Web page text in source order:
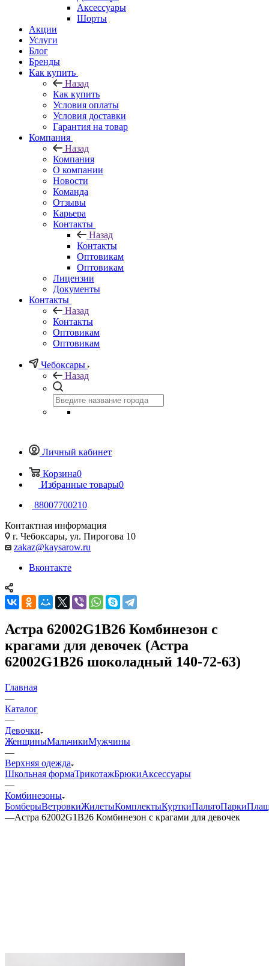
Аксессуары
Шорты
Акции
Услуги
Блог
Бренды
Как купить
Назад
Как купить
Условия оплаты
Условия доставки
Гарантия на товар
Компания
Назад
Компания
О компании
Новости
Команда
Отзывы
Карьера
Контакты
Назад
Контакты
Оптовикам
Оптовикам
Лицензии
Документы
Контакты
Назад
Контакты
Оптовикам
Оптовикам
Чебоксары
Назад
Личный кабинет
Корзина0
Избранные товары0
88007700210
Контактная информация
г. Чебоксары, ул. Пирогова 10
zakaz@kaysarow.ru
Вконтакте
Астра 62002G1B26 Комбинезон с
крагами для девочек (Астра
62002G1B26 шоколадный 140-72-63)
Главная
—
Каталог
—
Девочки
ЖенщиныМальчикиМужчины
—
Верхняя одежда
Школьная формаТрикотажБрюкиАксессуары
—
Комбинезоны
БомберыВетровкиЖилетыКомплектыКурткиПальтоПарки
—Астра 62002G1B26 Комбинезон с крагами для девочек